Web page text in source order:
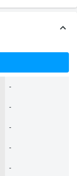
-
-
-
-
-